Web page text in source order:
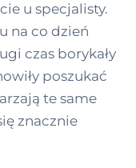
u specjalisty.
na co dzień
czas borykały
poszukać
te same
znacznie